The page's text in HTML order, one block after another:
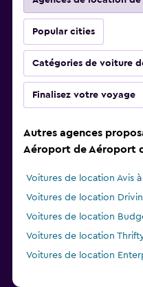
Popular cities
Catégories de voiture
Finalisez votre voyage
Autres agences
Aéroport de Aéroport
Voitures de location Avis à
Voitures de location
Voitures de location
Voitures de location
Voitures de location